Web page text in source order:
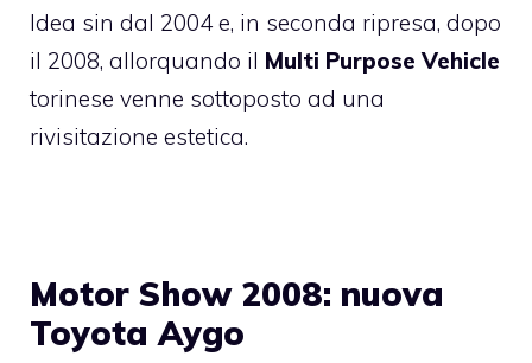
Idea sin dal 2004 e, in seconda ripresa, dopo
il 2008, allorquando il Multi Purpose Vehicle
torinese venne sottoposto ad una
rivisitazione estetica.
Motor Show 2008: nuova
Toyota Aygo